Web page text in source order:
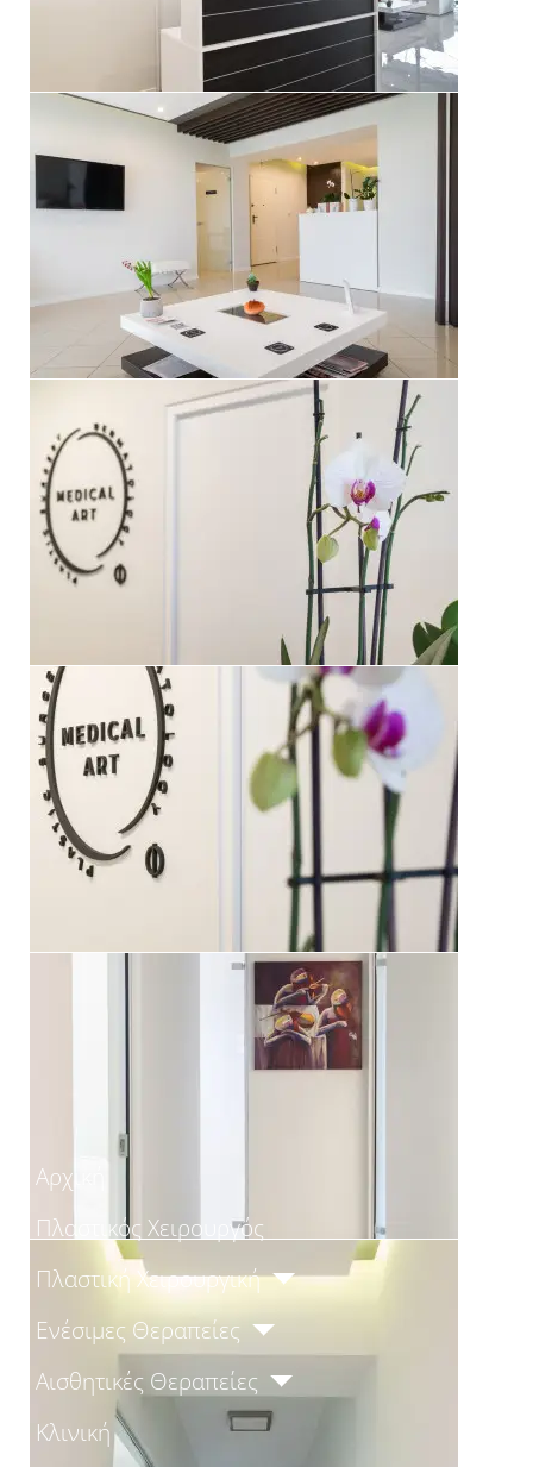
Αρχική
Πλαστικός Χειρουργός
Πλαστική Χειρουργική
Ενέσιμες Θεραπείες
Αισθητικές Θεραπείες
Κλινική